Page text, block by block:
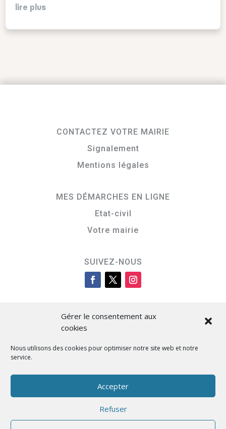
Gérer le consentement aux
cookies
Nous utilisons des cookies pour optimiser notre site web et notre
service.
Accepter
Refuser
lire plus
CONTACTEZ VOTRE MAIRIE
Signalement
Mentions légales
MES DÉMARCHES EN LIGNE
Etat-civil
Votre mairie
SUIVEZ-NOUS
Cità di L’Isula
Designed by BKM Web Consulting